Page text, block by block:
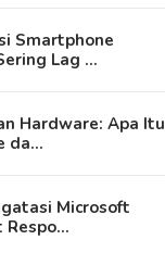
Smartphone
Lag …
Hardware: Apa Itu
da…
Microsoft
Respo…